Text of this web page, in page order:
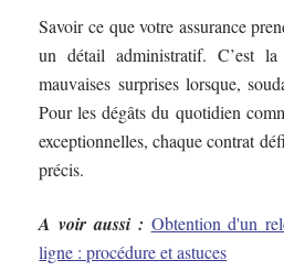
Savoir ce que votre assurance
un détail administratif. C’est
mauvaises surprises lorsque,
Pour les dégâts du quotidien
exceptionnelles, chaque contrat
précis.
A voir aussi : Obtention d'un
ligne : procédure et astuces